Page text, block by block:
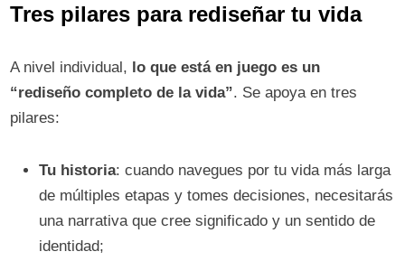
Tres pilares para rediseñar tu vida
A nivel individual, lo que está en juego es un
“rediseño completo de la vida”. Se apoya en tres
pilares:
Tu historia: cuando navegues por tu vida más larga
de múltiples etapas y tomes decisiones, necesitarás
una narrativa que cree significado y un sentido de
identidad;